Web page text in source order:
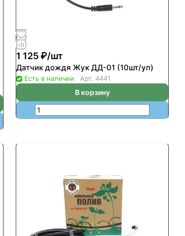
1 125 ₽/шт
Датчик дождя Жук ДД-01 (10шт/уп)
Есть в наличии Арт. 4441
В корзину